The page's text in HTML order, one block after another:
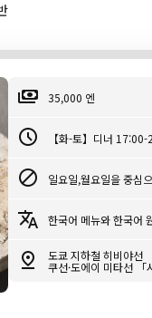
35,000 엔
【화-토】디너
일요일,월요일을 중심
한국어 메뉴와 한국어
도쿄 지하철 히비야선
쿠선·도에이 미타선